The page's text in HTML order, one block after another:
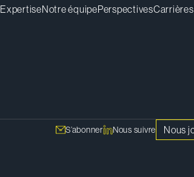
ExpertiseNotre équipePerspectivesCarrières
S’abonner Nous suivre Nous